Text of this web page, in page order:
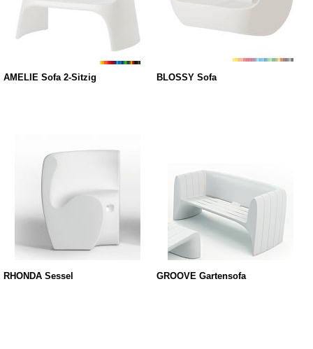
AMELIE Sofa 2-Sitzig BLOSSY Sofa
RHONDA Sessel GROOVE Gartensofa